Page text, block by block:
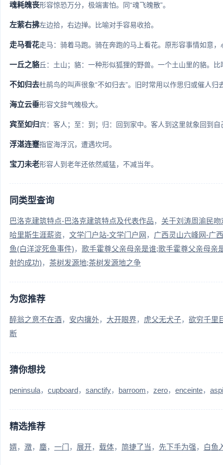
魂耗魄丧形容惊恐万分，极端害怕。同“魂飞魄散”。
左萦右拂左边拾，右边掸。比喻对手容易收拾。
走马看花走马：骑着马跑。骑在奔跑的马上看花。原形容事情如意
一丘之貉丘：土山；貉：一种形似狐狸的野兽。一个土山里的貉。
不如归去杜鹃鸟的叫声很象“不如归去”。旧时常用以作思归或催人归
海立云垂形容文辞气魄极大。
宾至如归宾：客人；至：到；归：回到家中。客人到这里就象回到
浮湛连蹇指宦海浮沉，遭遇坎坷。
宝刀未老形容人到老年还依然威猛，不减当年。
同类型查询
巴洛克建筑特点-巴洛克建筑特点及代表作品
关于刘涛周渝民
哈里斯生涯薪资
文学门户站-文学门户网
广西灵山六峰网-广
鱼(白洋淀死鱼事件)
歌手霍尊父亲母亲是谁;歌手霍尊父亲母亲
射的成功)
茶树发源地;茶树发源地之争
为您推荐
醉翁之意不在酒 安内攘外 大开眼界 虎父无犬子
欲穷千里
断
猜你想找
peninsula cupboard sanctify barroom zero enceinte
精选推荐
婿 瀓 麕 一门 展开 载体 简捷了当 先下手为强 白鱼